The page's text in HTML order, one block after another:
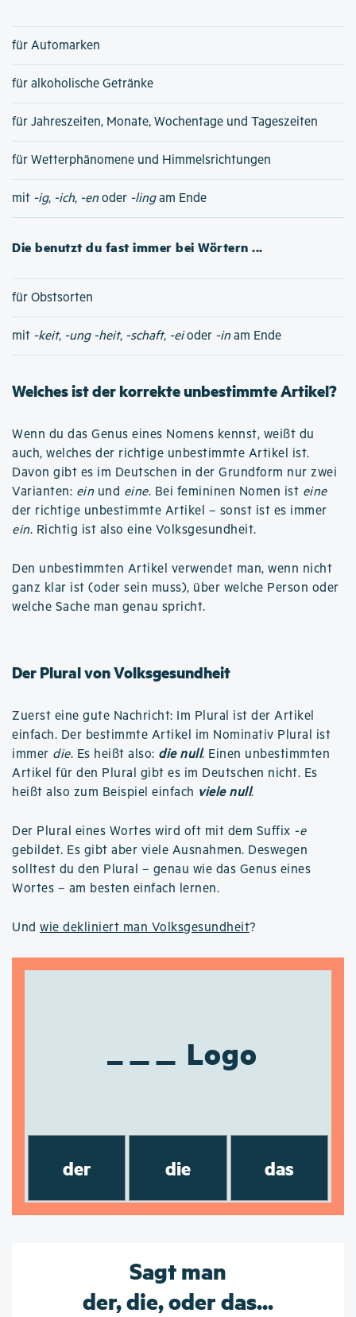
für Automarken
für alkoholische Getränke
für Jahreszeiten, Monate, Wochentage und Tageszeiten
für Wetterphänomene und Himmelsrichtungen
mit -ig, -ich, -en oder -lingam Ende
Die benutzt du fast immer bei Wörtern ...
für Obstsorten
mit -keit, -ung -heit, -schaft, -eioder -in am Ende
Welches ist der korrekte unbestimmte Artikel?
Wenn du das Genus eines Nomens kennst, weißt du
auch, welches der richtige unbestimmte Artikel ist.
Davon gibt es im Deutschen in der Grundform nur zwei
Varianten: ein und eine. Bei femininen Nomen ist eine
der richtige unbestimmte Artikel – sonst ist es immer
ein. Richtig ist also eine Volksgesundheit.
Den unbestimmten Artikel verwendet man, wenn nicht
ganz klar ist (oder sein muss), über welche Person oder
welche Sache man genau spricht.
Der Plural von Volksgesundheit
Zuerst eine gute Nachricht: Im Plural ist der Artikel
einfach. Der bestimmte Artikel im Nominativ Plural ist
immer die. Es heißt also: die null. Einen unbestimmten
Artikel für den Plural gibt es im Deutschen nicht. Es
heißt also zum Beispiel einfach viele null.
Der Plural eines Wortes wird oft mit dem Suffix -e
gebildet. Es gibt aber viele Ausnahmen. Deswegen
solltest du den Plural – genau wie das Genus eines
Wortes – am besten einfach lernen.
Und wie dekliniert man Volksgesundheit?
Logo
der die das
Sagt man
der, die, oder das...